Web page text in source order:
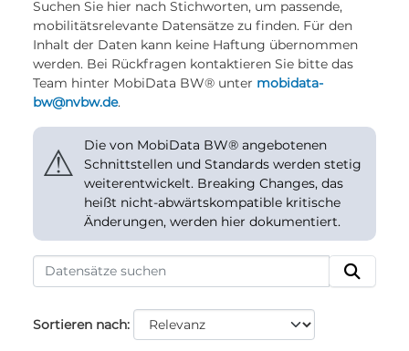
Suchen Sie hier nach Stichworten, um passende,
mobilitätsrelevante Datensätze zu finden. Für den
Inhalt der Daten kann keine Haftung übernommen
werden. Bei Rückfragen kontaktieren Sie bitte das
Team hinter MobiData BW® unter mobidata-
bw@nvbw.de.
⚠
Die von MobiData BW® angebotenen
Schnittstellen und Standards werden stetig
weiterentwickelt. Breaking Changes, das
heißt nicht-abwärtskompatible kritische
Änderungen, werden hier dokumentiert.
Sortieren nach